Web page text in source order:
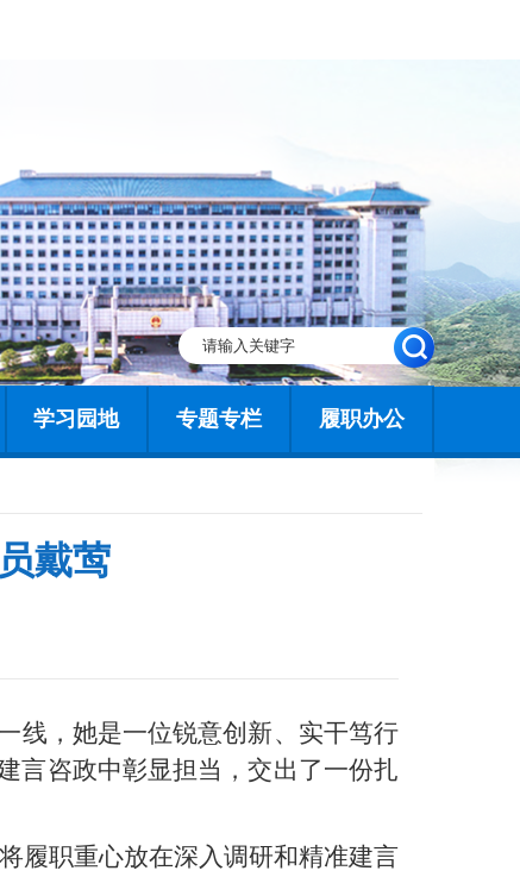
学习园地 专题专栏 履职办公
戴莺
线，她是一位锐意创新、实干笃行
言咨政中彰显担当，交出了一份扎
履职重心放在深入调研和精准建言